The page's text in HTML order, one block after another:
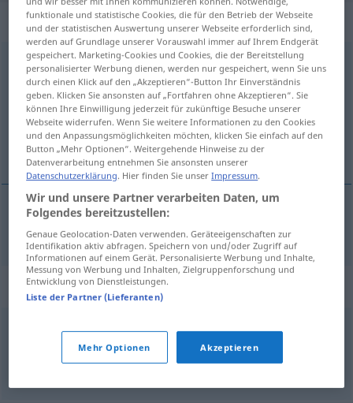
„Himmelsgewölbe“: Neutrum
Himmelsgewölben
Übersicht aller Übersetzungen
(Für mehr Details die Übersetzung anklicken/antippen)
abóbada celeste
abóbada fceleste Himmelsgewölbe
Synonyme für "Himmelsgewölbe"
,Himmelszelt Sternenzelt Himmel
funktionale und statistische Cookies, die für den Betrieb der Webseite
und der statistischen Auswertung unserer Webseite erforderlich sind,
werden auf Grundlage unserer Vorauswahl immer auf Ihrem Endgerät
gespeichert. Marketing-Cookies und Cookies, die der Bereitstellung
personalisierter Werbung dienen, werden nur gespeichert, wenn Sie uns
durch einen Klick auf den „Akzeptieren“-Button Ihr Einverständnis
geben. Klicken Sie ansonsten auf „Fortfahren ohne Akzeptieren“. Sie
können Ihre Einwilligung jederzeit für zukünftige Besuche unserer
Webseite widerrufen. Wenn Sie weitere Informationen zu den Cookies
und den Anpassungsmöglichkeiten möchten, klicken Sie einfach auf den
Button „Mehr Optionen“. Weitergehende Hinweise zu der
Datenverarbeitung entnehmen Sie ansonsten unserer
Datenschutzerklärung. Hier finden Sie unserImpressum.
Wir und unsere Partner verarbeiten Daten, um
Folgendes bereitzustellen:
Genaue Geolocation-Daten verwenden. Geräteeigenschaften zur
Identifikation aktiv abfragen. Speichern von und/oder Zugriff auf
Informationen auf einem Gerät. Personalisierte Werbung und Inhalte,
Messung von Werbung und Inhalten, Zielgruppenforschung und
Entwicklung von Dienstleistungen.
Liste der Partner (Lieferanten)
Mehr Optionen Akzeptieren